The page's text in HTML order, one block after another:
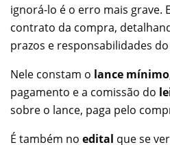
ignorá-lo é o erro mais grave.
contrato da compra,
prazos e responsabilidades do
Nele constam o lance mínimo
pagamento e a comissão do
sobre o lance, paga pelo
É também no edital que se